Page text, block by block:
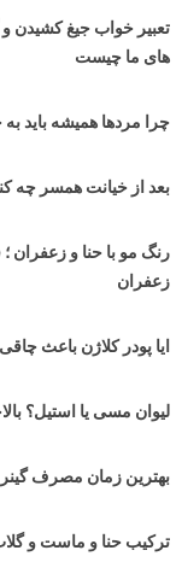
تعبیر خواب جیغ کشیدن
های ما چیست
چرا مردها همیشه باید
بعد از خیانت همسر چه
رنگ مو با حنا و
زعفران
ایا پودر کلاژن باعث
لیوان مسی یا استیل؟
بهترین زمان مصرف
ترکیب حنا و ماست و